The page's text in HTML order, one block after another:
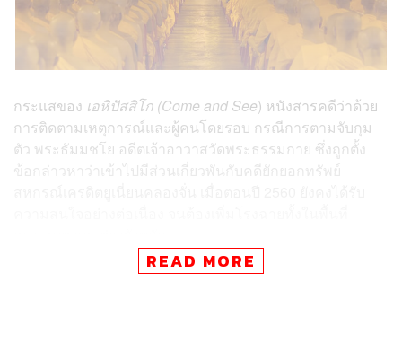
กระแสของ เอหิปัสสิโก (Come and See) หนังสารคดีว่าด้วย
การติดตามเหตุการณ์และผู้คนโดยรอบ กรณีการตามจับกุม
ตัว พระธัมมชโย อดีตเจ้าอาวาสวัดพระธรรมกาย ซึ่งถูกตั้ง
ข้อกล่าวหาว่าเข้าไปมีส่วนเกี่ยวพันกับคดียักยอกทรัพย์
และท่ามกลางหนังที่ยืนโรงฉายในช่วงที่สถานการณ์โค
READ MORE